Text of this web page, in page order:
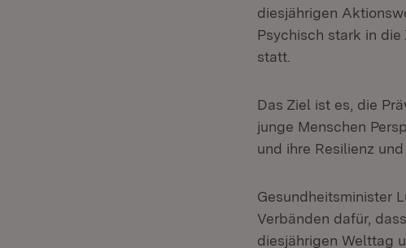
diesjährigen
Psychisch stark in
statt.
Das Ziel ist es, die
junge Menschen
und ihre Resilienz
Gesundheitsminister
Verbänden dafür,
diesjährigen Welttag